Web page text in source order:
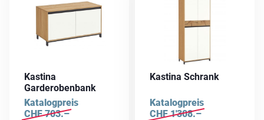
Kastina
Garderobenbank
Katalogpreis
CHF703.–
Kastina Schrank
Katalogpreis
CHF1'308.–